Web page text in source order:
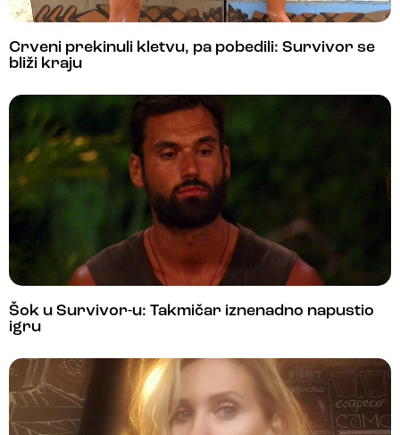
Crveni prekinuli kletvu, pa pobedili: Survivor se
bliži kraju
Šok u Survivor-u: Takmičar iznenadno napustio
igru